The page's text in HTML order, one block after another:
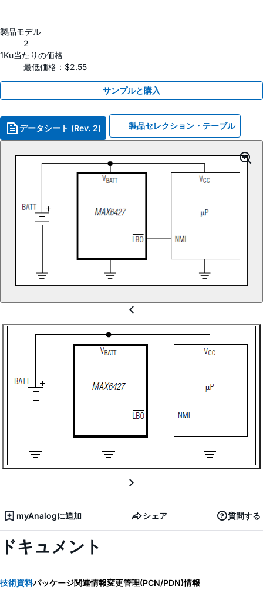
製品モデル
2
1Ku当たりの価格
最低価格：$2.55
サンプルと購入
データシート (Rev. 2) 製品セレクション・テーブル
myAnalogに追加 シェア 質問する
ドキュメント
技術資料パッケージ関連情報変更管理(PCN/PDN)情報